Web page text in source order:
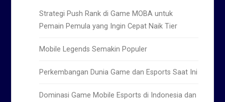
Strategi Push Rank di Game MOBA untuk
Pemain Pemula yang Ingin Cepat Naik Tier
Mobile Legends Semakin Populer
Perkembangan Dunia Game dan Esports Saat Ini
Dominasi Game Mobile Esports di Indonesia dan